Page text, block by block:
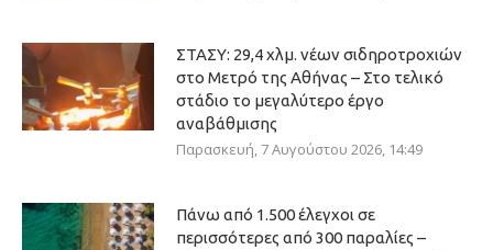
ΣΤΑΣΥ: 29,4 χλμ. νέων σιδηροτροχιών
στο Μετρό της Αθήνας – Στο τελικό
στάδιο το μεγαλύτερο έργο
αναβάθμισης
Παρασκευή, 7 Αυγούστου 2026, 14:49
Πάνω από 1.500 έλεγχοι σε
περισσότερες από 300 παραλίες –